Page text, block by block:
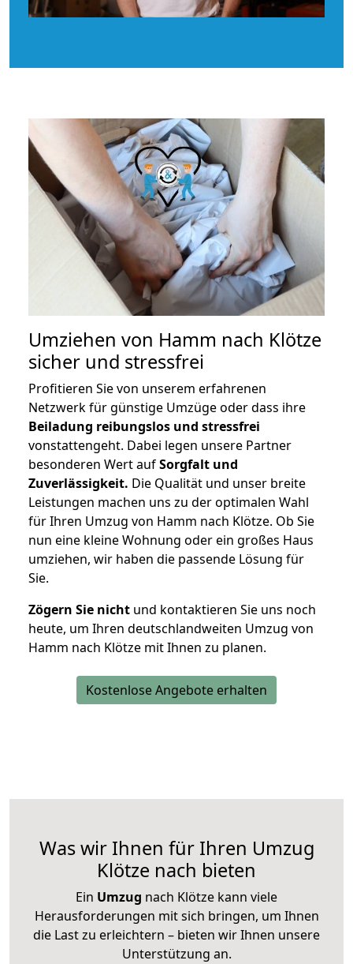
Umziehen von Hamm nach Klötze
sicher und stressfrei
Profitieren Sie von unserem erfahrenen
Netzwerk für günstige Umzüge oder dass ihre
Beiladung reibungslos und stressfrei
vonstattengeht. Dabei legen unsere Partner
besonderen Wert aufSorgfalt und
Zuverlässigkeit. Die Qualität und unser breite
Leistungen machen uns zu der optimalen Wahl
für Ihren Umzug von Hamm nach Klötze. Ob Sie
nun eine kleine Wohnung oder ein großes Haus
umziehen, wir haben die passende Lösung für
Sie.
Zögern Sie nicht und kontaktieren Sie uns noch
heute, um Ihren deutschlandweiten Umzug von
Hamm nach Klötze mit Ihnen zu planen.
Kostenlose Angebote erhalten
Was wir Ihnen für Ihren Umzug
Klötze nach bieten
Ein Umzug nach Klötze kann viele
Herausforderungen mit sich bringen, um Ihnen
die Last zu erleichtern – bieten wir Ihnen unsere
Unterstützung an.